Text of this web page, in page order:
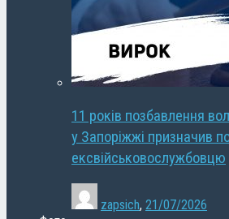
11 років позбавлення
у Запоріжжі призначив
ексвійськовослужбовцю
zapsich, 21/07/2026